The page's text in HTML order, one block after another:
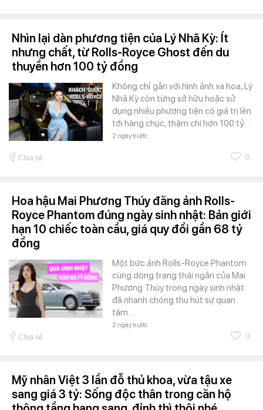
Nhìn lại dàn phương tiện của Lý Nhã Kỳ: Ít
nhưng chất, từ Rolls-Royce Ghost đến du
thuyền hơn 100 tỷ đồng
Không chỉ gắn với hình ảnh xa hoa, Lý
Nhã Kỳ còn từng sở hữu hoặc sử
dụng nhiều phương tiện có giá trị lên
tới hàng chục, thậm chí hơn 100 tỷ…
2 ngày trước
Chia sẻ 0
Hoa hậu Mai Phương Thúy đăng ảnh Rolls-
Royce Phantom đúng ngày sinh nhật: Bản giới
hạn 10 chiếc toàn cầu, giá quy đổi gần 68 tỷ
đồng
Một bức ảnh Rolls-Royce Phantom
cùng dòng trạng thái ngắn của Mai
Phương Thúy trong ngày sinh nhật
đã nhanh chóng thu hút sự quan
tâm…
2 ngày trước
Chia sẻ 0
Mỹ nhân Việt 3 lần đỗ thủ khoa, vừa tậu xe
sang giá 3 tỷ: Sống độc thân trong căn hộ